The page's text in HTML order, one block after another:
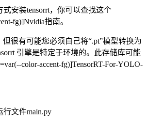
安装tensorrt，你可以查找这个
fg)]Nvidia指南。
但很有可能您必须自己将“.pt”模型转换为
引擎是特定于环境的。此存储库可能
color-accent-fg)]TensorRT-For-YOLO-
文件main.py